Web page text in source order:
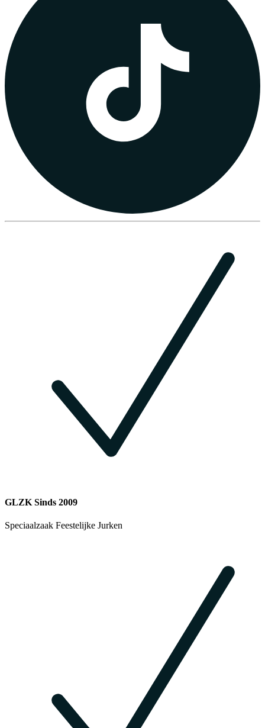
GLZK Sinds 2009
Speciaalzaak Feestelijke Jurken